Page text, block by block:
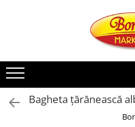
Noutati
Produse de post
CozonacBagheta țărănească